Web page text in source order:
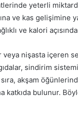
yeterli
ve kas gelişimine
ve kalori
veya nişasta içeren
sindirim
akşam
katkıda bulunur.